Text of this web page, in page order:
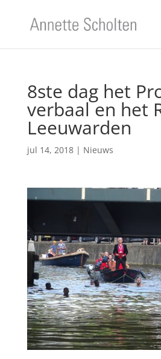
8ste dag het
verbaal en het
Leeuwarden
jul 14, 2018| Nieuws